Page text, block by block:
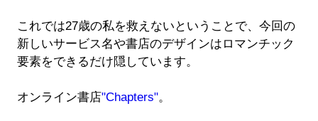
これでは27歳の私を救えないということで、今回の
新しいサービス名や書店のデザインはロマンチック
要素をできるだけ隠しています。
オンライン書店"Chapters"。